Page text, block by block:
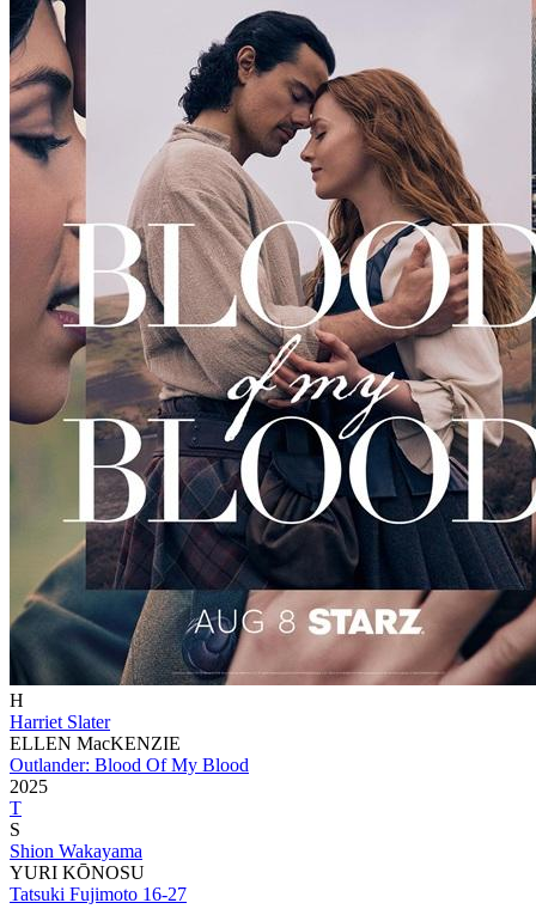
H
Harriet Slater
ELLEN MacKENZIE
Outlander: Blood Of My Blood
2025
T
S
Shion Wakayama
YURI KŌNOSU
Tatsuki Fujimoto 16-27